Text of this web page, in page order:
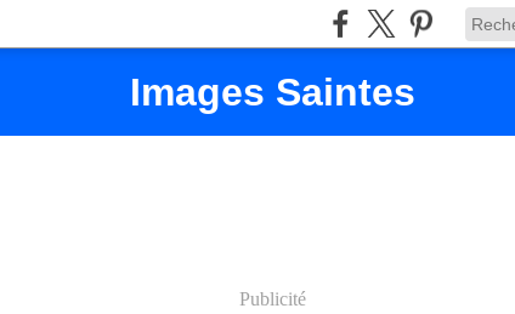
Images Saintes
Publicité